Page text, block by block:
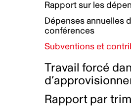
d'inclusion et
Boîte à outils pour le
Collecte de données
Plan
Rapport sur les
Dépenses annuelles
conférences
Subventions et
Travail forcé
Rapport par